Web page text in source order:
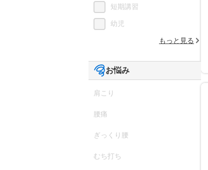
短期講習
幼児
もっと見る
お悩み
肩こり
腰痛
ぎっくり腰
むち打ち